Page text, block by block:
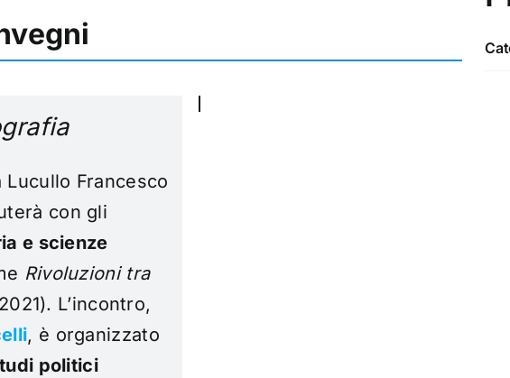
Francesco
con gli
e scienze
Rivoluzioni tra
L’incontro,
, è organizzato
politici